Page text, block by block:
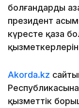
болғандарды
президент
күресте қаза
Akorda.kz
Республикасына
қызметтік